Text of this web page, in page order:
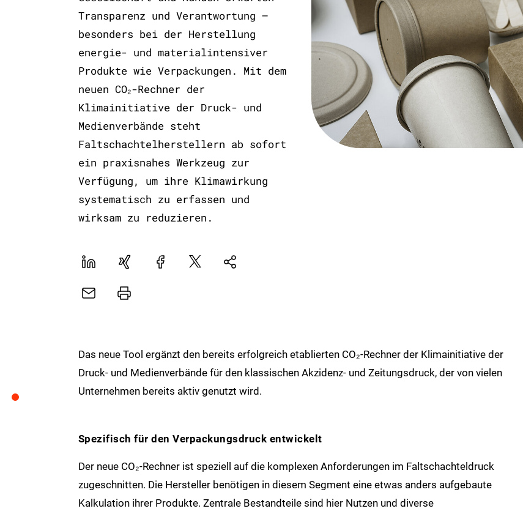
Transparenz und Verantwortung –
besonders bei der Herstellung
energie- und materialintensiver
Produkte wie Verpackungen. Mit dem
neuen CO₂-Rechner der
Klimainitiative der Druck- und
Medienverbände steht
Faltschachtelherstellern ab sofort
ein praxisnahes Werkzeug zur
Verfügung, um ihre Klimawirkung
systematisch zu erfassen und
wirksam zu reduzieren.
LinekdInXing FacebookPlattformNatives
E-
Drucker
Das neue Tool ergänzt den bereits erfolgreich etablierten CO₂-Rechner der Klimainitiative der
Druck- und Medienverbände für den klassischen Akzidenz- und Zeitungsdruck, der von vielen
Unternehmen bereits aktiv genutzt wird.
Spezifisch für den Verpackungsdruck entwickelt
Der neue CO₂-Rechner ist speziell auf die komplexen Anforderungen im Faltschachteldruck
zugeschnitten. Die Hersteller benötigen in diesem Segment eine etwas anders aufgebaute
Kalkulation ihrer Produkte. Zentrale Bestandteile sind hier Nutzen und diverse